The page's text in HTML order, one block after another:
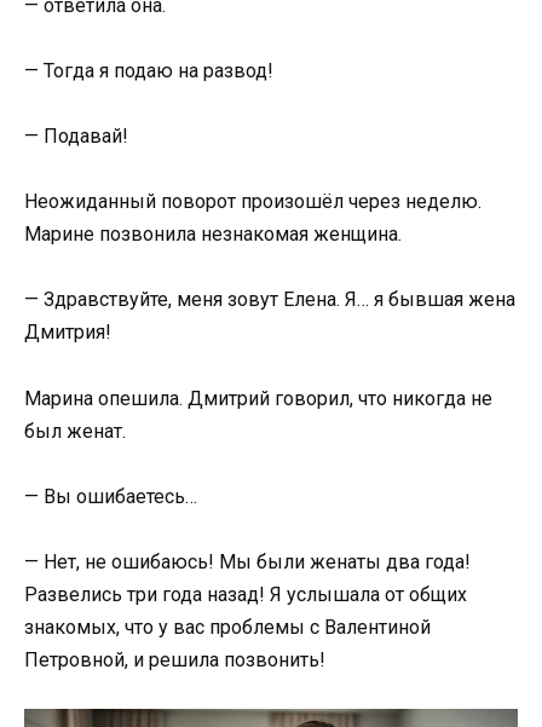
— ответила она.
— Тогда я подаю на развод!
— Подавай!
Неожиданный поворот произошёл через неделю.
Марине позвонила незнакомая женщина.
— Здравствуйте, меня зовут Елена. Я… я бывшая жена
Дмитрия!
Марина опешила. Дмитрий говорил, что никогда не
был женат.
— Вы ошибаетесь…
— Нет, не ошибаюсь! Мы были женаты два года!
Развелись три года назад! Я услышала от общих
знакомых, что у вас проблемы с Валентиной
Петровной, и решила позвонить!